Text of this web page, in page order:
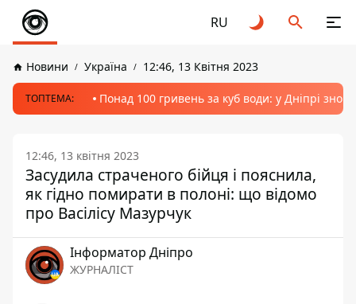
RU
Новини Україна 12:46, 13 Квітня 2023
ТОПТЕМА: Понад 100 гривень за куб води: у Дніпрі
12:46, 13 квітня 2023
Засудила страченого бійця і пояснила,
як гідно помирати в полоні: що відомо
про Васілісу Мазурчук
Інформатор Дніпро
ЖУРНАЛІСТ